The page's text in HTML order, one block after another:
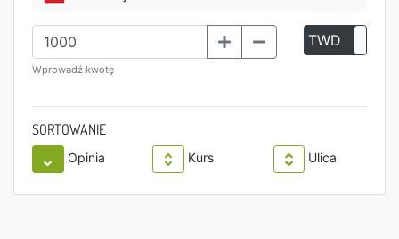
Wprowadź kwotę
TWD
SORTOWANIE
Opinia Kurs Ulica